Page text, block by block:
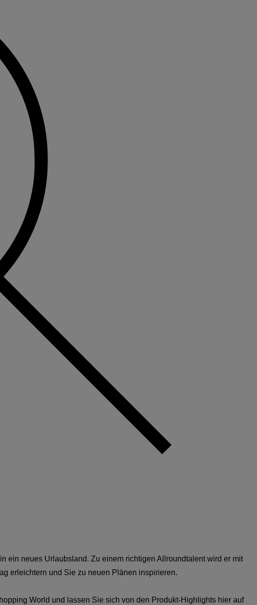
ein neues Urlaubsland. Zu einem richtigen Allroundtalent wird er mit
erleichtern und Sie zu neuen Plänen inspirieren.
World und lassen Sie sich von den Produkt-Highlights hier auf